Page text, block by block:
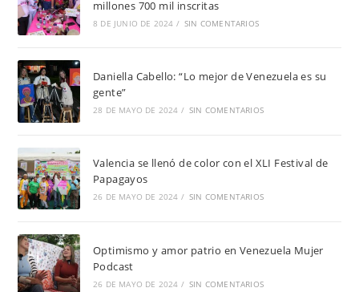
millones 700 mil inscritas
8 DE JUNIO DE 2024 / SIN COMENTARIOS
Daniella Cabello: “Lo mejor de Venezuela es su
gente”
28 DE MAYO DE 2024 / SIN COMENTARIOS
Valencia se llenó de color con el XLI Festival de
Papagayos
26 DE MAYO DE 2024 / SIN COMENTARIOS
Optimismo y amor patrio en Venezuela Mujer
Podcast
26 DE MAYO DE 2024 / SIN COMENTARIOS